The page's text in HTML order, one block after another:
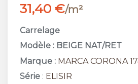
31,40 €/m²
Carrelage
Modèle : BEIGE NAT/RET
Marque : MARCA CORONA
Série : ELISIR